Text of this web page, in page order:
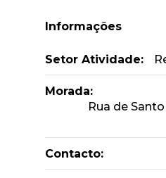
Informações
Setor Atividade:
Morada:
Rua de
Contacto: